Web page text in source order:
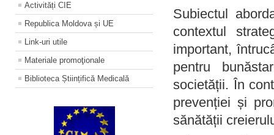
Activități CIE
Republica Moldova și UE
Link-uri utile
Materiale promoţionale
Biblioteca Științifică Medicală
Subiectul
contextul
important,
pentru
societății. În
prevenției și
sănătății